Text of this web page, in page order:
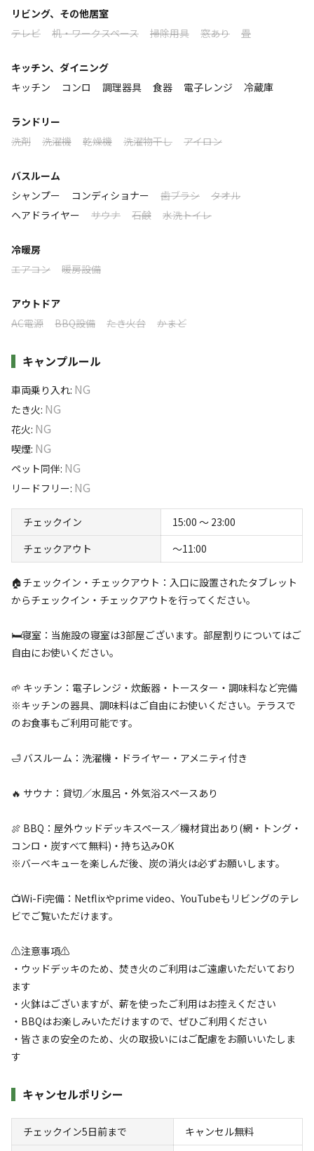
※一棟貸し民泊です。当施設は一般的な旅館ホテルとは設備やサ
でご確認ください。
●https://ourhouse-mie.com/
リビング、その他居室
テレビ
机・ワークスペース 掃除用具 窓あり 畳
キッチン、ダイニング
キッチン
コンロ 調理器具 食器 電子レンジ 冷蔵庫
ランドリー
洗剤
洗濯機 乾燥機 洗濯物干し アイロン
バスルーム
シャンプー
コンディショナー 歯ブラシ
タオル
ヘアドライヤー
サウナ 石鹸 水洗トイレ
冷暖房
エアコン
暖房設備
アウトドア
AC電源
BBQ設備 たき火台 かまど
キャンプルール
車両乗り入れ: NG
たき火: NG
花火: NG
喫煙: NG
ペット同伴: NG
リードフリー: NG
チェックイン
15:00 〜 23:00
チェックアウト
〜11:00
🏠チェックイン・チェックアウト：入口に設置されたタブレット
からチェックイン・チェックアウトを行ってください。
🛏️寝室：当施設の寝室は3部屋ございます。部屋割りについてはご
自由にお使いください。
🌱 キッチン：電子レンジ・炊飯器・トースター・調味料など完備
※キッチンの器具、調味料はご自由にお使いください。テラスで
のお食事もご利用可能です。
🛁 バスルーム：洗濯機・ドライヤー・アメニティ付き
🔥 サウナ：貸切／水風呂・外気浴スペースあり
🍖 BBQ：屋外ウッドデッキスペース／機材貸出あり(網・トング・
コンロ・炭すべて無料)・持ち込みOK
※バーベキューを楽しんだ後、炭の消火は必ずお願いします。
📺Wi-Fi完備：Netflixやprime video、YouTubeもリビングのテレ
ビでご覧いただけます。
⚠️注意事項⚠️
・ウッドデッキのため、焚き火のご利用はご遠慮いただいており
ます
・火鉢はございますが、薪を使ったご利用はお控えください
・BBQはお楽しみいただけますので、ぜひご利用ください
・皆さまの安全のため、火の取扱いにはご配慮をお願いいたしま
す
キャンセルポリシー
チェックイン5日前まで
キャンセル無料
は満天の星空もご覧になれます🌠テラスからの天体観測も
お楽しみいただけます🌌🔭
大自然の中で存分に遊び疲れたお客様のお身体と心を癒し
尽くす基地としてお気軽にご利用ください。
≪注意事項≫
・ウッドデッキのため、焚き火のご利用はご遠慮いただい
・火鉢はございますが、薪を使ったご利用はお控えくださ
い
・BBQはお楽しみいただけますので、ぜひご利用くださ
・皆さまの安全のため、火の取扱いにはご配慮をお願いい
たします
林間 川 海
雰囲気
まったり
落ち着く
利用者層
付きBBQスペースやサウナを備えた一棟貸切宿なので、お子
静かな港町で、ゆったりとした時間をお楽しみいただけま
だいております。
#海水浴
#釣り
キャンペーン
キャンプ場からのお知らせ
2026.6.22更新
焚き火は禁止になっています
空き状況検索
利用タイプ
宿泊 日帰り
チェックイン チェックアウト
利用人数
検索対象
検索